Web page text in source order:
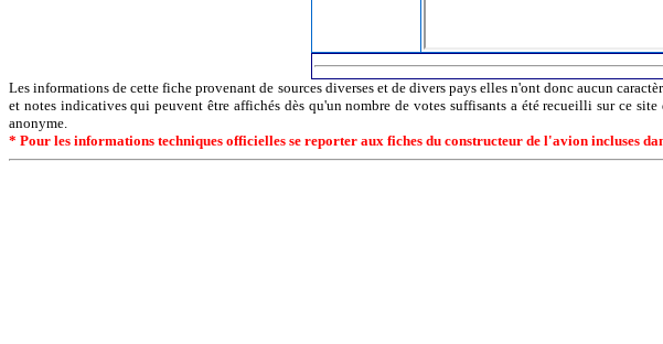
Les informations de cette fiche provenant de sources diverses et de divers pays elles n'ont donc aucun
et notes indicatives qui peuvent être affichés dès qu'un nombre de votes suffisants a été recueilli sur ce
anonyme.
* Pour les informations techniques officielles se reporter aux fiches du constructeur de l'avion incluses